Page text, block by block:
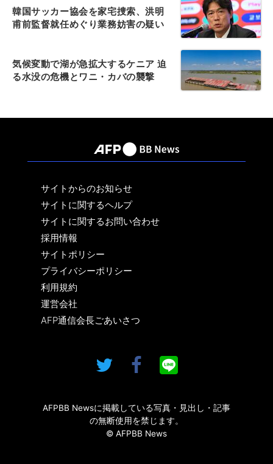
韓国サッカー協会を家宅捜索、洪明
甫前監督就任めぐり業務妨害の疑い
気候変動で湖が急拡大するケニア 迫
る水没の危機とワニ・カバの襲撃
サイトからのお知らせ
サイトに関するヘルプ
サイトに関するお問い合わせ
採用情報
サイトポリシー
プライバシーポリシー
利用規約
運営会社
AFP通信会長ごあいさつ
AFPBB Newsに掲載している写真・見出し・記事
の無断使用を禁じます。
© AFPBB News